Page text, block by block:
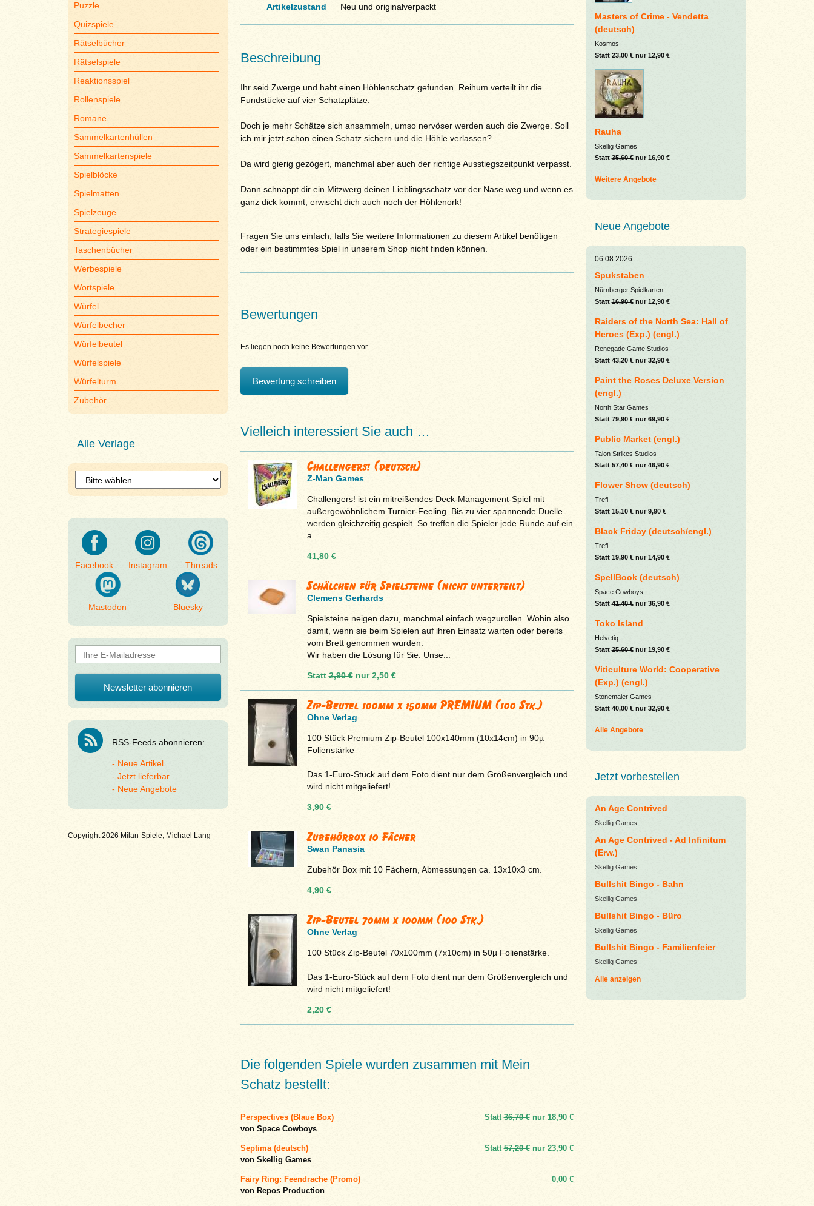
Puzzle
Quizspiele
Rätselbücher
Rätselspiele
Reaktionsspiel
Rollenspiele
Romane
Sammelkartenhüllen
Sammelkartenspiele
Spielblöcke
Spielmatten
Spielzeuge
Strategiespiele
Taschenbücher
Werbespiele
Wortspiele
Würfel
Würfelbecher
Würfelbeutel
Würfelspiele
Würfelturm
Zubehör
Alle Verlage
Facebook Instagram Threads
Mastodon Bluesky
RSS-Feeds abonnieren:
Neue Artikel
Jetzt lieferbar
Neue Angebote
Copyright 2026 Milan-Spiele, Michael Lang
Artikelzustand
Neu und originalverpackt
Beschreibung
Ihr seid Zwerge und habt einen Höhlenschatz gefunden. Reihum verteilt ihr die
Fundstücke auf vier Schatzplätze.
Doch je mehr Schätze sich ansammeln, umso nervöser werden auch die Zwerge. Soll
ich mir jetzt schon einen Schatz sichern und die Höhle verlassen?
Da wird gierig gezögert, manchmal aber auch der richtige Ausstiegszeitpunkt verpasst.
Dann schnappt dir ein Mitzwerg deinen Lieblingsschatz vor der Nase weg und wenn es
ganz dick kommt, erwischt dich auch noch der Höhlenork!
Fragen Sie uns einfach, falls Sie weitere Informationen zu diesem Artikel benötigen
oder ein bestimmtes Spiel in unserem Shop nicht finden können.
Bewertungen
Es liegen noch keine Bewertungen vor.
Bewertung schreiben
Vielleich interessiert Sie auch …
Challengers! (deutsch)
Z-Man Games
Challengers! ist ein mitreißendes Deck-Management-Spiel mit
außergewöhnlichem Turnier-Feeling. Bis zu vier spannende Duelle
werden gleichzeitig gespielt. So treffen die Spieler jede Runde auf ein
a...
41,80 €
Schälchen für Spielsteine (nicht unterteilt)
Clemens Gerhards
Spielsteine neigen dazu, manchmal einfach wegzurollen. Wohin also
damit, wenn sie beim Spielen auf ihren Einsatz warten oder bereits
vom Brett genommen wurden.
Wir haben die Lösung für Sie: Unse...
Statt2,90 €nur2,50 €
Zip-Beutel 100mm x 150mm PREMIUM (100 Stk.)
Ohne Verlag
100 Stück Premium Zip-Beutel 100x140mm (10x14cm) in 90µ
Folienstärke
Das 1-Euro-Stück auf dem Foto dient nur dem Größenvergleich und
wird nicht mitgeliefert!
3,90 €
Zubehörbox 10 Fächer
Swan Panasia
Zubehör Box mit 10 Fächern, Abmessungen ca. 13x10x3 cm.
4,90 €
Zip-Beutel 70mm x 100mm (100 Stk.)
Ohne Verlag
100 Stück Zip-Beutel 70x100mm (7x10cm) in 50µ Folienstärke.
Das 1-Euro-Stück auf dem Foto dient nur dem Größenvergleich und
wird nicht mitgeliefert!
2,20 €
Die folgenden Spiele wurden zusammen mit Mein
Schatz bestellt:
Perspectives (Blaue Box)
von Space Cowboys
Statt36,70 €nur 18,90 €
Septima (deutsch)
von Skellig Games
Statt57,20 €nur 23,90 €
Fairy Ring: Feendrache (Promo)
von Repos Production
0,00 €
Masters of Crime - Vendetta
(deutsch)
Kosmos
Statt23,00 €nur 12,90 €
Rauha
Skellig Games
Statt35,60 €nur 16,90 €
Weitere Angebote
Neue Angebote
06.08.2026
Spukstaben
Nürnberger Spielkarten
Statt16,90 €nur 12,90 €
Raiders of the North Sea: Hall of
Heroes (Exp.) (engl.)
Renegade Game Studios
Statt43,20 €nur 32,90 €
Paint the Roses Deluxe Version
(engl.)
North Star Games
Statt79,90 €nur 69,90 €
Public Market (engl.)
Talon Strikes Studios
Statt57,40 €nur 46,90 €
Flower Show (deutsch)
Trefl
Statt15,10 €nur 9,90 €
Black Friday (deutsch/engl.)
Trefl
Statt19,90 €nur 14,90 €
SpellBook (deutsch)
Space Cowboys
Statt41,40 €nur 36,90 €
Toko Island
Helvetiq
Statt25,60 €nur 19,90 €
Viticulture World: Cooperative
(Exp.) (engl.)
Stonemaier Games
Statt40,00 €nur 32,90 €
Alle Angebote
Jetzt vorbestellen
An Age Contrived
Skellig Games
An Age Contrived - Ad Infinitum
(Erw.)
Skellig Games
Bullshit Bingo - Bahn
Skellig Games
Bullshit Bingo - Büro
Skellig Games
Bullshit Bingo - Familienfeier
Skellig Games
Alle anzeigen